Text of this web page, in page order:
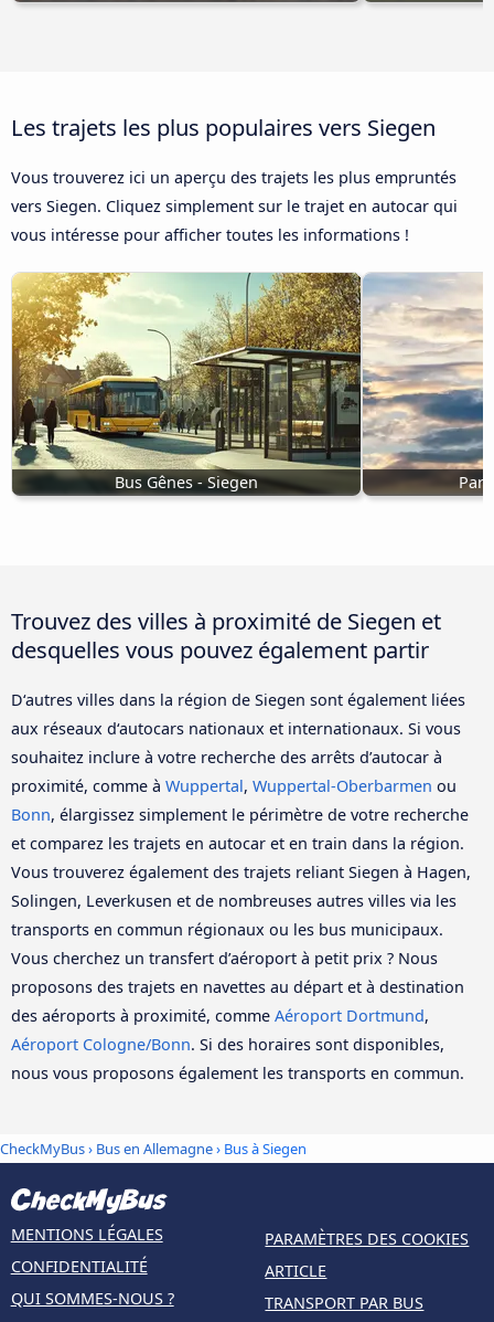
Les trajets les plus populaires vers Siegen
Vous trouverez ici un aperçu des trajets les plus empruntés
vers Siegen. Cliquez simplement sur le trajet en autocar qui
vous intéresse pour afficher toutes les informations !
Bus Gênes - Siegen
Trouvez des villes à proximité de Siegen et
desquelles vous pouvez également partir
D‘autres villes dans la région de Siegen sont également liées
aux réseaux d‘autocars nationaux et internationaux. Si vous
souhaitez inclure à votre recherche des arrêts d’autocar à
proximité, comme à Wuppertal, Wuppertal-Oberbarmen ou
Bonn, élargissez simplement le périmètre de votre recherche
et comparez les trajets en autocar et en train dans la région.
Vous trouverez également des trajets reliant Siegen à Hagen,
Solingen, Leverkusen et de nombreuses autres villes via les
transports en commun régionaux ou les bus municipaux.
Vous cherchez un transfert d’aéroport à petit prix ? Nous
proposons des trajets en navettes au départ et à destination
des aéroports à proximité, comme Aéroport Dortmund,
Aéroport Cologne/Bonn. Si des horaires sont disponibles,
nous vous proposons également les transports en commun.
CheckMyBus› Bus en Allemagne› Bus à Siegen
MENTIONS LÉGALES
CONFIDENTIALITÉ
QUI SOMMES-NOUS ?
PARAMÈTRES DES COOKIES
ARTICLE
TRANSPORT PAR BUS